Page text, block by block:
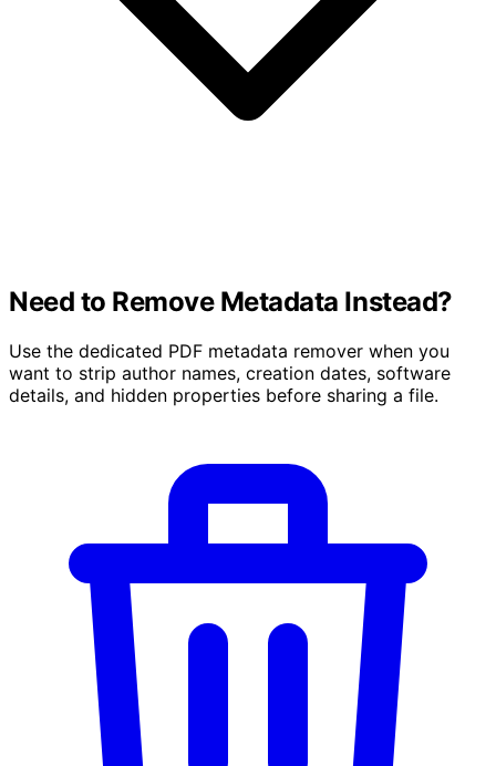
Need to Remove Metadata Instead?
Use the dedicated PDF metadata remover when you
want to strip author names, creation dates, software
details, and hidden properties before sharing a file.